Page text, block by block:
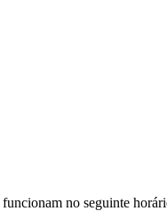
no seguinte